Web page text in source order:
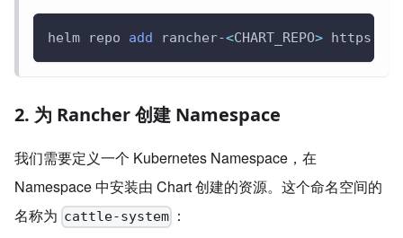
helm repo add rancher-<CHART_REPO> https://
2. 为 Rancher 创建 Namespace
我们需要定义一个 Kubernetes Namespace，在
Namespace 中安装由 Chart 创建的资源。这个命名空间的
名称为 cattle-system ：